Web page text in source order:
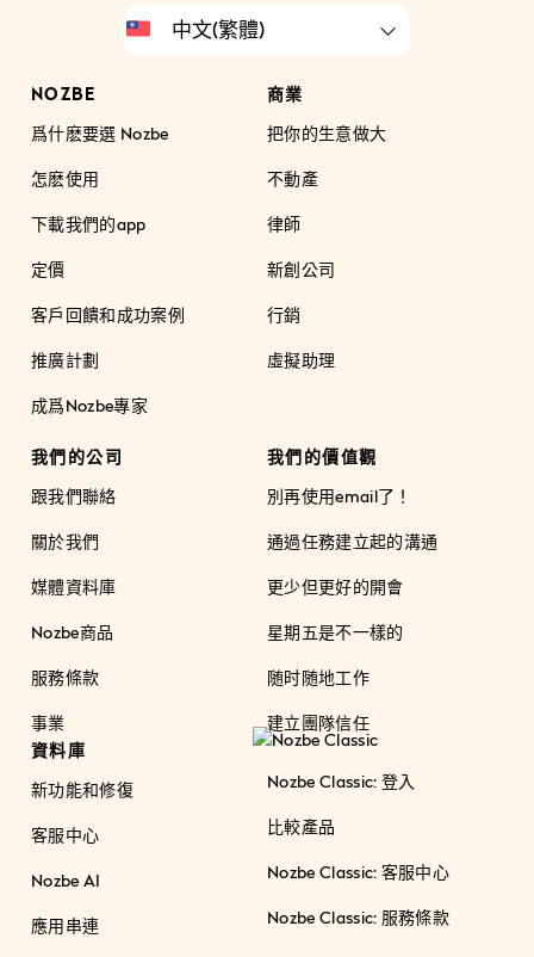
NOZBE
爲什麽要選 Nozbe
怎麽使用
下載我們的app
定價
客戶回饋和成功案例
推廣計劃
成爲Nozbe專家
商業
把你的生意做大
不動產
律師
新創公司
行銷
虛擬助理
我們的公司
跟我們聯絡
關於我們
媒體資料庫
Nozbe商品
服務條款
事業
我們的價值觀
別再使用email了！
通過任務建立起的溝通
更少但更好的開會
星期五是不一樣的
随时随地工作
建立團隊信任
資料庫
新功能和修復
客服中心
Nozbe AI
應用串連
Nozbe Classic: 登入
比較產品
Nozbe Classic: 客服中心
Nozbe Classic: 服務條款